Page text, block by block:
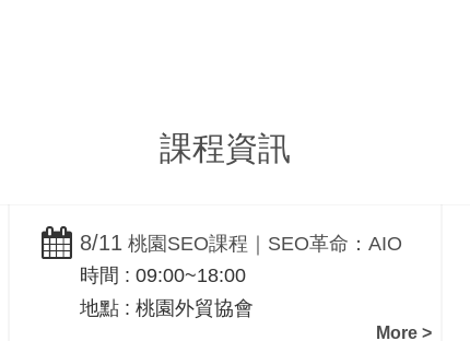
課程資訊
8/11 桃園SEO課程｜SEO革命：AIO
與GEO網路行銷實戰班｜一路科技黃震
宇
時間 : 09:00~18:00
地點 : 桃園外貿協會
More >